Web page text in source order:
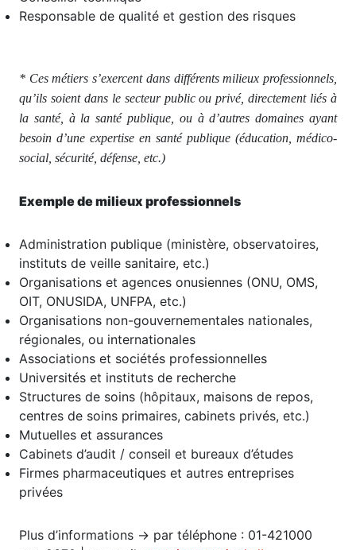
Responsable de qualité et gestion des risques
* Ces métiers s’exercent dans différents milieux professionnels,
qu’ils soient dans le secteur public ou privé, directement liés à
la santé, à la santé publique, ou à d’autres domaines ayant
besoin d’une expertise en santé publique (éducation, médico-
social, sécurité, défense, etc.)
Exemple de milieux professionnels
Administration publique (ministère, observatoires,
instituts de veille sanitaire, etc.)
Organisations et agences onusiennes (ONU, OMS,
OIT, ONUSIDA, UNFPA, etc.)
Organisations non-gouvernementales nationales,
régionales, ou internationales
Associations et sociétés professionnelles
Universités et instituts de recherche
Structures de soins (hôpitaux, maisons de repos,
centres de soins primaires, cabinets privés, etc.)
Mutuelles et assurances
Cabinets d’audit / conseil et bureaux d’études
Firmes pharmaceutiques et autres entreprises
privées
Plus d’informations -> par téléphone : 01-421000